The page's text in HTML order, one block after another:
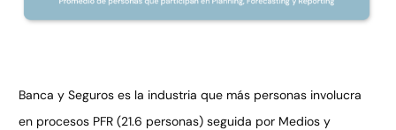
Banca y Seguros es la industria que más personas involucra
en procesos PFR (21.6 personas) seguida por Medios y